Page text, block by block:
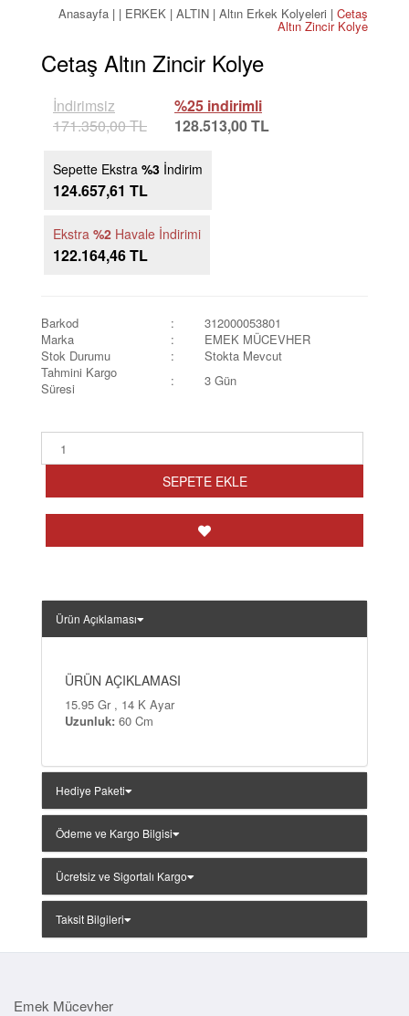
Anasayfa | | ERKEK | ALTIN | Altın Erkek Kolyeleri | Cetaş
Altın Zincir Kolye
Cetaş Altın Zincir Kolye
İndirimsiz
171.350,00 TL
%25 indirimli
128.513,00 TL
Sepette Ekstra %3 İndirim
124.657,61 TL
Ekstra %2 Havale İndirimi
122.164,46 TL
Barkod :
312000053801
Marka
:
EMEK MÜCEVHER
Stok Durumu
:
Stokta Mevcut
Tahmini Kargo
Süresi
: 3 Gün
SEPETE EKLE
Ürün Açıklaması
ÜRÜN AÇIKLAMASI
15.95 Gr , 14 K Ayar
Uzunluk: 60 Cm
Hediye Paketi
Ödeme ve Kargo Bilgisi
Ücretsiz ve Sigortalı Kargo
Taksit Bilgileri
Emek Mücevher